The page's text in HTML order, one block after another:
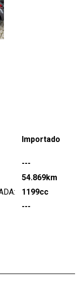
Importado
---
54.869km
1199cc
---